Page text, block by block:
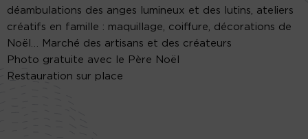
déambulations des anges lumineux et des lutins, ateliers
créatifs en famille : maquillage, coiffure, décorations de
Noël… Marché des artisans et des créateurs
Photo gratuite avec le Père Noël
Restauration sur place